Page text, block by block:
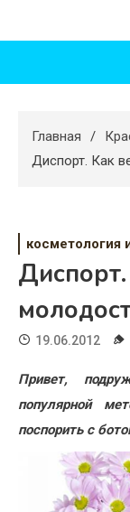
Худеем
Жизнь
Хобби
Красота
Недвижимость
Главная
Диспорт. Как
косметология
19.06.2012
Привет,
популярной
поспорить с